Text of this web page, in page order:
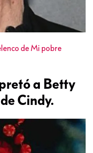
de Mi pobre
a Betty
Cindy.